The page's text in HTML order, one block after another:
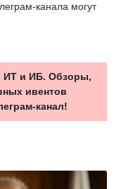
канала могут
ИТ и ИБ. Обзоры,
ивентов
канал!